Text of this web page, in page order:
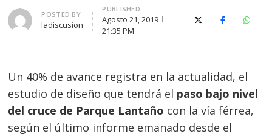
Author
POSTED BY
ladiscusion
PUBLISHED
Agosto 21, 2019
21:35 PM
X (Twitter)Facebook
Un 40% de avance registra en la actualidad, el
estudio de diseño que tendrá el paso bajo nivel
del cruce de Parque Lantaño con la vía férrea,
según el último informe emanado desde el